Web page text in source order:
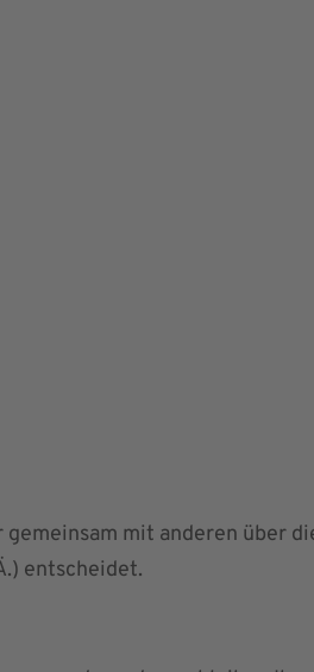
mit anderen über
entscheidet.